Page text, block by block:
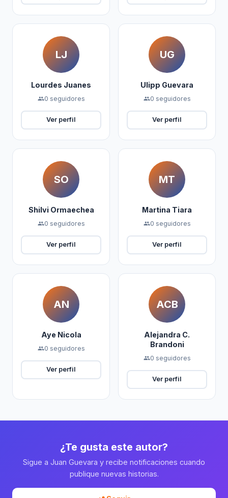
LJ
Lourdes Juanes
people0 seguidores
Ver perfil
UG
Ulipp Guevara
people0 seguidores
Ver perfil
SO
Shilvi Ormaechea
people0 seguidores
Ver perfil
MT
Martina Tiara
people0 seguidores
Ver perfil
AN
Aye Nicola
people0 seguidores
Ver perfil
ACB
Alejandra C.
Brandoni
people0 seguidores
Ver perfil
¿Te gusta este autor?
Sigue a Juan Guevara y recibe notificaciones cuando
publique nuevas historias.